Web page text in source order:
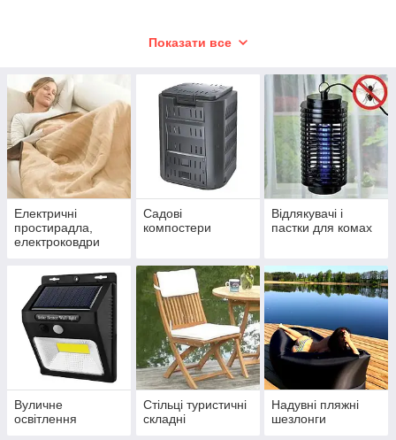
Показати все
Електричні
простирадла,
електроковдри
Садові
компостери
Відлякувачі і
пастки для комах
Вуличне
освітлення
Стільці туристичні
складні
Надувні пляжні
шезлонги